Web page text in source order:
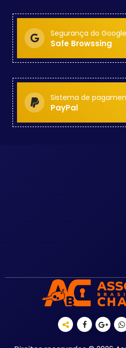
Segurança do Google
Safe Browssing
Sistema de
PayPal